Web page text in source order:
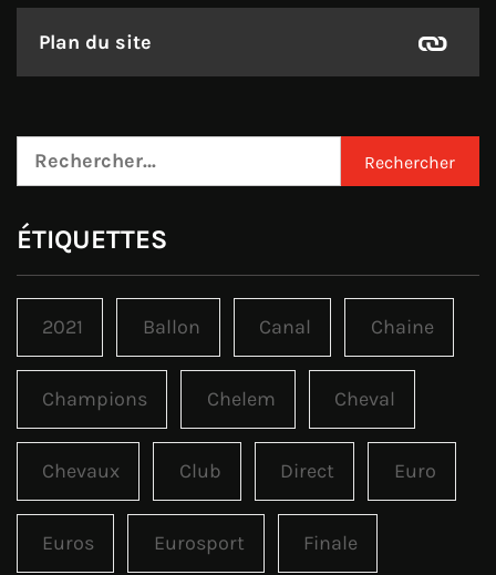
Plan du site
Rechercher :
ÉTIQUETTES
2021 Ballon Canal Chaine
Champions Chelem Cheval
Chevaux Club Direct Euro
Euros Eurosport Finale